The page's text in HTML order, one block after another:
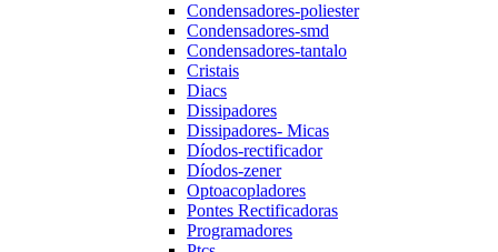
Condensadores-poliester
Condensadores-smd
Condensadores-tantalo
Cristais
Diacs
Dissipadores
Dissipadores- Micas
Díodos-rectificador
Díodos-zener
Optoacopladores
Pontes Rectificadoras
Programadores